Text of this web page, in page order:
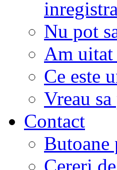
Nu pot
Am uitat
Ce este
Vreau
Contact
Butoane
Cereri